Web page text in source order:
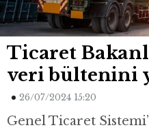
Ticaret
veri bültenini
26/07/2024 15:20
Genel Ticaret